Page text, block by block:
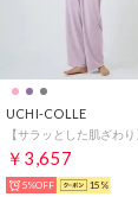
UCHI-COLLE
￥3,657
5%OFF 15%